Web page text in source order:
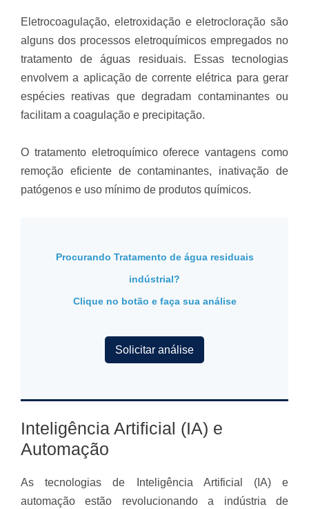
Eletrocoagulação, eletroxidação e eletrocloração são
alguns dos processos eletroquímicos empregados no
tratamento de águas residuais. Essas tecnologias
envolvem a aplicação de corrente elétrica para gerar
espécies reativas que degradam contaminantes ou
facilitam a coagulação e precipitação.
O tratamento eletroquímico oferece vantagens como
remoção eficiente de contaminantes, inativação de
patógenos e uso mínimo de produtos químicos.
Procurando Tratamento de água residuais
indústrial?
Clique no botão e faça sua análise
Solicitar análise
Inteligência Artificial (IA) e
Automação
As tecnologias de Inteligência Artificial (IA) e
automação estão revolucionando a indústria de